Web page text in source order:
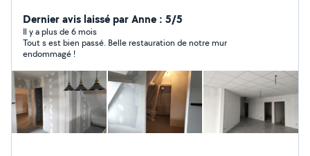
Dernier avis laissé par Anne : 5/5
Il y a plus de 6 mois
Tout s est bien passé. Belle restauration de notre mur
endommagé !